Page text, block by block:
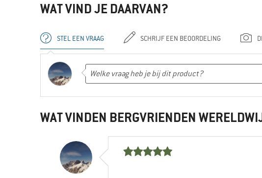
WAT VIND JE DAARVAN?
STEL EEN VRAAG SCHRIJF EEN BEOORDELING
WAT VINDEN BERGVRIENDEN